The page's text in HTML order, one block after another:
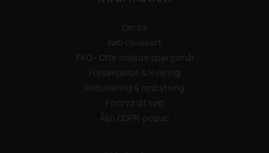
Om os
Køb Gavekort
FAQ - Ofte stillede spørgsmål
Forsendelse & levering
Returnering & ombytning
Fortryd dit køb
Åbn GDPR-popup